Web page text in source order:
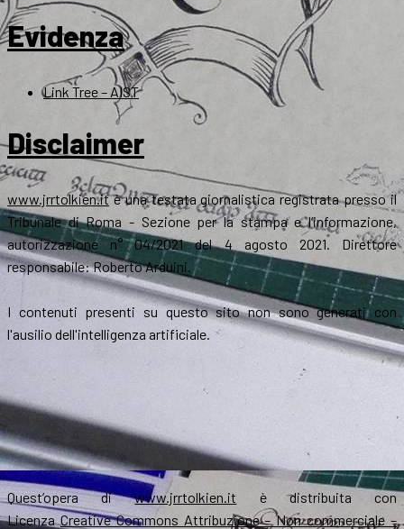
Evidenza
Link Tree – AIST
Disclaimer
www.jrrtolkien.itè una testata giornalistica registrata presso il
Tribunale di Roma - Sezione per la stampa e l’informazione,
autorizzazione n° 04/2021 del 4 agosto 2021. Direttore
responsabile: Roberto Arduini.
I contenuti presenti su questo sito non sono generati con
l'ausilio dell'intelligenza artificiale.
Quest’opera diwww.jrrtolkien.it è distribuita con
LicenzaCreative Commons Attribuzione – Non commerciale –